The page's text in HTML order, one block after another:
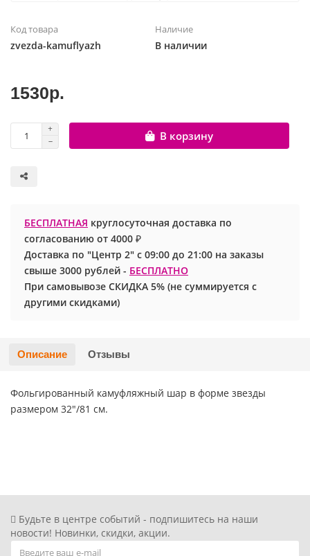
Фольгированные шары
Ходячие шары
Для девочек
Для мальчиков
1 сентября
23 февраля
День Святого Валентина
Майнкрафт
Маша и медведь
Миньоны
Покемон
Принцессы
Синий трактор
Трансформеры
Код товара
zvezda-kamuflyazh
Наличие
В наличии
1530р.
В корзину
БЕСПЛАТНАЯ круглосуточная доставка по
согласованию от 4000 ₽
Доставка по "Центр 2" с 09:00 до 21:00 на заказы
свыше 3000 рублей - БЕСПЛАТНО
При самовывозе СКИДКА 5% (не суммируется с
другими скидками)
Описание Отзывы
Фольгированный камуфляжный шар в форме звезды
размером 32"/81 см.
Будьте в центре событий - подпишитесь на наши
новости! Новинки, скидки, акции.